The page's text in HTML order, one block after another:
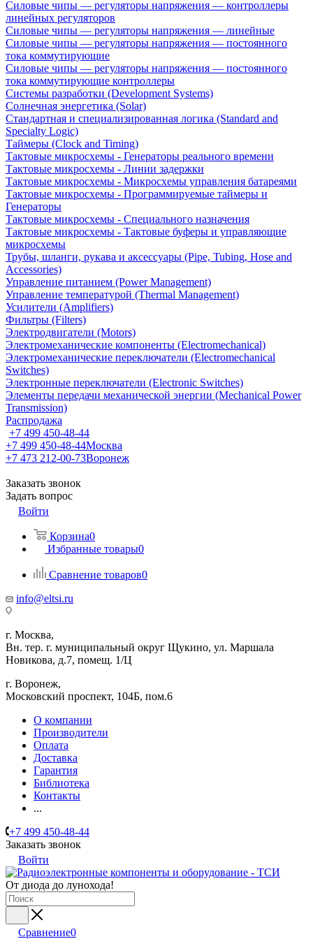
Силовые чипы — регуляторы напряжения — контроллеры
линейных регуляторов
Силовые чипы — регуляторы напряжения — линейные
Силовые чипы — регуляторы напряжения — постоянного
тока коммутирующие
Силовые чипы — регуляторы напряжения — постоянного
тока коммутирующие контроллеры
Системы разработки (Development Systems)
Солнечная энергетика (Solar)
Стандартная и специализированная логика (Standard and
Specialty Logic)
Таймеры (Clock and Timing)
Тактовые микросхемы - Генераторы реального времени
Тактовые микросхемы - Линии задержки
Тактовые микросхемы - Микросхемы управления батареями
Тактовые микросхемы - Программируемые таймеры и
Генераторы
Тактовые микросхемы - Специального назначения
Тактовые микросхемы - Тактовые буферы и управляющие
микросхемы
Трубы, шланги, рукава и аксессуары (Pipe, Tubing, Hose and
Accessories)
Управление питанием (Power Management)
Управление температурой (Thermal Management)
Усилители (Amplifiers)
Фильтры (Filters)
Электродвигатели (Motors)
Электромеханические компоненты (Electromechanical)
Электромеханические переключатели (Electromechanical
Switches)
Электронные переключатели (Electronic Switches)
Элементы передачи механической энергии (Mechanical Power
Transmission)
Распродажа
+7 499 450-48-44
+7 499 450-48-44Москва
+7 473 212-00-73Воронеж
Заказать звонок
Задать вопрос
Войти
Корзина0
Избранные товары0
Сравнение товаров0
info@eltsi.ru
г. Москва,
Вн. тер. г. муниципальный округ Щукино, ул. Маршала
Новикова, д.7, помещ. 1/Ц
г. Воронеж,
​Московский проспект, 104Б, пом.6
О компании
Производители
Оплата
Доставка
Гарантия
Библиотека
Контакты
...
+7 499 450-48-44
Заказать звонок
Войти
От диода до лунохода!
Сравнение0